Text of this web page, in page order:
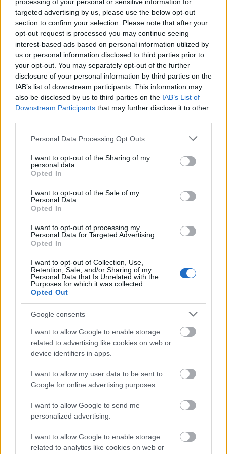
targeted advertising by us, please use the below opt-out
section to confirm your selection. Please note that after your
opt-out request is processed you may continue seeing
interest-based ads based on personal information utilized by
us or personal information disclosed to third parties prior to
your opt-out. You may separately opt-out of the further
disclosure of your personal information by third parties on the
IAB’s list of downstream participants. This information may
also be disclosed by us to third parties on the IAB’s List of
Downstream Participants that may further disclose it to other
Please note that this website/app uses one or more Google
not limited to your visit or usage behaviour. You may click to
grant or deny consent to Google and its third-party tags to
use your data for below specified purposes in below Google
consent section.
Personal Data Processing Opt Outs
I want to opt-out of the Sharing of my
personal data.
Opted In
I want to opt-out of the Sale of my
Personal Data.
Opted In
I want to opt-out of processing my
Personal Data for Targeted Advertising.
Opted In
I want to opt-out of Collection, Use,
Retention, Sale, and/or Sharing of my
Personal Data that Is Unrelated with the
Purposes for which it was collected.
Opted Out
Google consents
I want to allow Google to enable storage
related to advertising like cookies on web or
device identifiers in apps.
I want to allow my user data to be sent to
Google for online advertising purposes.
I want to allow Google to send me
personalized advertising.
I want to allow Google to enable storage
related to analytics like cookies on web or
Szereplők:
Csomós Mari
Karalyos Gábor
Kocsis Gergely
Kocsó Gábor
Kováts Adél
Lengyel Tamás
Marjai Virág
Martin Márta
Schneider Zoltán
Szervét Tibor
Szombathy Gyula
valamintKiss Diána Magdolna
Dramaturg:Morcsányi Géza
Díszlet:Gothár Péter
Jelmez:Kovács Andrea
Szcenikus:Kövesy Károly
Dargay Marcell
Koreográfus:Katona Gábor
A rendező munkatársa:Őri Rózsa
Rendező: GOTHÁR PÉTER
Bemutató: 2006. október 29. vasárnap
A szerző egy késői művével, az Agóniával már
találkozhatott a Radnóti Színház közönsége, de a
világa és a zágrábi nagypolgárság hanyatlását
naturalista eszközökkel ábrázoló Agónia decens